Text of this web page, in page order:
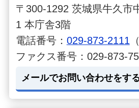
〒300-1292 茨城県牛久市
1 本庁舎3階
電話番号： 029-873-2111
ファクス番号：029-873-
メールでお問い合わせをす